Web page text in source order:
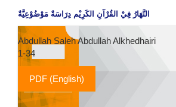
النَّهَارُ فِيْ القُرْآنِ الكَرِيْم دِرَاسَةٌ مَوْضُوْعِيَّةٌ
Abdullah Saleh Abdullah Alkhedhairi
1-34
PDF (English)